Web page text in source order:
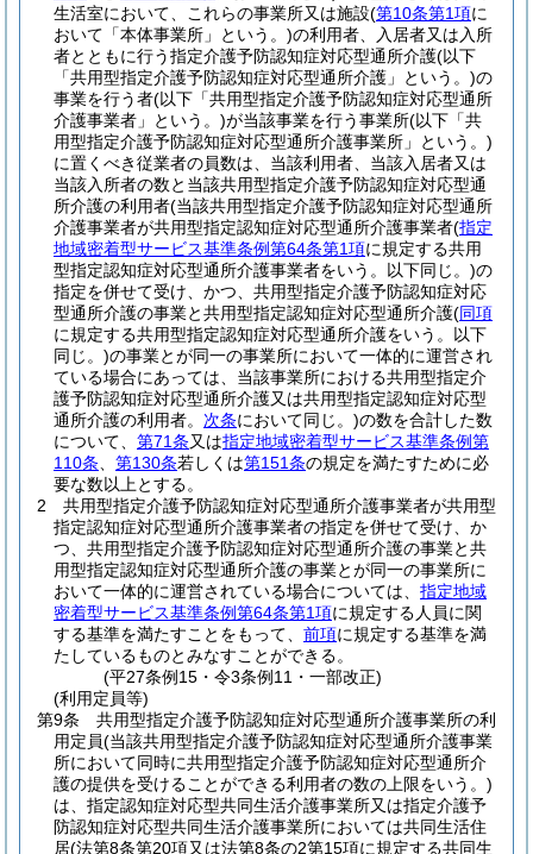
生活室において、これらの事業所又は施設(第10条第1項に
おいて「本体事業所」という。)の利用者、入居者又は入所
者とともに行う指定介護予防認知症対応型通所介護(以下
「共用型指定介護予防認知症対応型通所介護」という。)の
事業を行う者(以下「共用型指定介護予防認知症対応型通所
介護事業者」という。)が当該事業を行う事業所(以下「共
用型指定介護予防認知症対応型通所介護事業所」という。)
に置くべき従業者の員数は、当該利用者、当該入居者又は
当該入所者の数と当該共用型指定介護予防認知症対応型通
所介護の利用者(当該共用型指定介護予防認知症対応型通所
介護事業者が共用型指定認知症対応型通所介護事業者(指定
地域密着型サービス基準条例第64条第1項に規定する共用
型指定認知症対応型通所介護事業者をいう。以下同じ。)の
指定を併せて受け、かつ、共用型指定介護予防認知症対応
型通所介護の事業と共用型指定認知症対応型通所介護(同項
に規定する共用型指定認知症対応型通所介護をいう。以下
同じ。)の事業とが同一の事業所において一体的に運営され
ている場合にあっては、当該事業所における共用型指定介
護予防認知症対応型通所介護又は共用型指定認知症対応型
通所介護の利用者。 次条において同じ。)の数を合計した数
について、 第71条又は指定地域密着型サービス基準条例第
110条
第130条若しくは第151条の規定を満たすために必
要な数以上とする。
2
共用型指定介護予防認知症対応型通所介護事業者が共用型
指定認知症対応型通所介護事業者の指定を併せて受け、か
つ、共用型指定介護予防認知症対応型通所介護の事業と共
用型指定認知症対応型通所介護の事業とが同一の事業所に
おいて一体的に運営されている場合については、 指定地域
密着型サービス基準条例第64条第1項に規定する人員に関
する基準を満たすことをもって、 前項に規定する基準を満
たしているものとみなすことができる。
(平27条例15・令3条例11・一部改正)
(利用定員等)
第9条
共用型指定介護予防認知症対応型通所介護事業所の利
用定員(当該共用型指定介護予防認知症対応型通所介護事業
所において同時に共用型指定介護予防認知症対応型通所介
護の提供を受けることができる利用者の数の上限をいう。)
は、指定認知症対応型共同生活介護事業所又は指定介護予
防認知症対応型共同生活介護事業所においては共同生活住
居(法第8条第20項又は法第8条の2第15項に規定する共同生